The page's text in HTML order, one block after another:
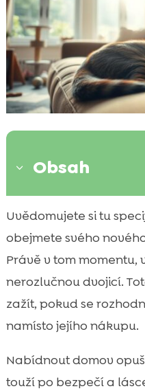
3 Obsah
 Úvod k adopčním
 Výhody adopce
 Pomáháte
 Adopce místo
 Přerprava
 Kočky z útulků
 Podpora
 Spolehlivý a
Uvědomujete si tu
obejmete svého
Právě v tom momentu,
nerozlučnou dvojicí.
zažít, pokud se
namísto jejího nákupu.
Nabídnout domov
touží po bezpečí a